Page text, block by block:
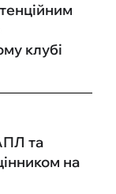
клубі
та
на